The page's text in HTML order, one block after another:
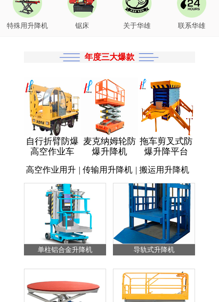
特殊用升降机 锯床 关于华雄 联系华雄
年度三大爆款
自行折臂防爆
高空作业车
麦克纳姆轮防
爆升降机
拖车剪叉式防
爆升降平台
高空作业用升 | 传输用升降机 | 搬运用升降机
单柱铝合金升降机 导轨式升降机